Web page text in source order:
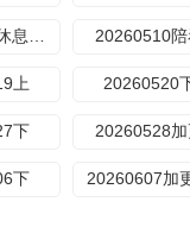
20260510
上 20260520
下 20260528加
下 20260607加